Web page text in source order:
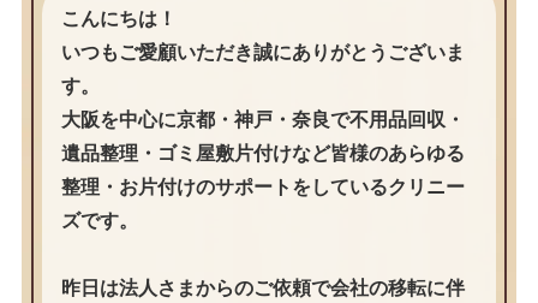
こんにちは！
いつもご愛顧いただき誠にありがとうございま
す。
大阪を中心に京都・神戸・奈良で不用品回収・
遺品整理・ゴミ屋敷片付けなど皆様のあらゆる
整理・お片付けのサポートをしているクリニー
ズです。
昨日は法人さまからのご依頼で会社の移転に伴